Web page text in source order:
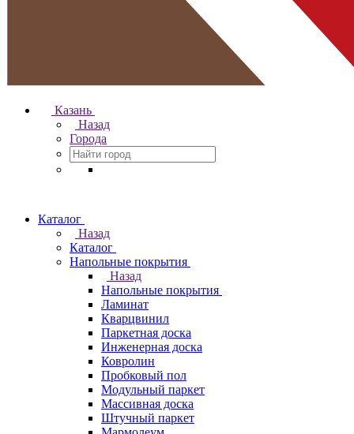
Казань
Назад
Города
Каталог
Назад
Каталог
Напольные покрытия
Назад
Напольные покрытия
Ламинат
Кварцвинил
Паркетная доска
Инженерная доска
Ковролин
Пробковый пол
Модульный паркет
Массивная доска
Штучный паркет